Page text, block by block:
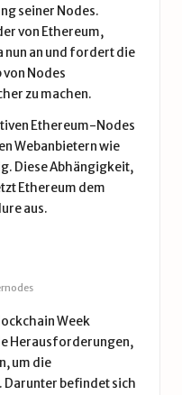
seiner Nodes.
von Ethereum,
nun an und fordert die
Nodes
zu machen.
Ethereum-Nodes
Webanbietern wie
Diese Abhängigkeit,
Ethereum dem
aus.
Week
Herausforderungen,
um die
befindet sich